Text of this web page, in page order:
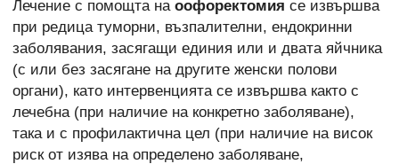
Лечение с помощта на оофоректомия се извършва
при редица туморни, възпалителни, ендокринни
заболявания, засягащи единия или и двата яйчника
(с или без засягане на другите женски полови
органи), като интервенцията се извършва както с
лечебна (при наличие на конкретно заболяване),
така и с профилактична цел (при наличие на висок
риск от изява на определено заболяване,